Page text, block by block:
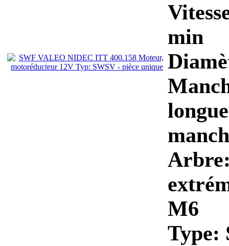
min
M6
Type: